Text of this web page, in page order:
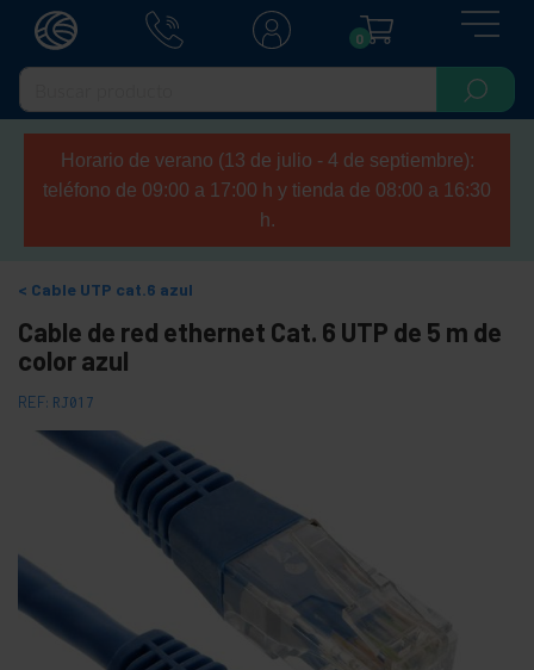
0
Horario de verano (13 de julio - 4 de septiembre):
teléfono de 09:00 a 17:00 h y tienda de 08:00 a 16:30
h.
Cable UTP cat.6 azul
Cable de red ethernet Cat. 6 UTP de 5 m de
color azul
REF: RJ017